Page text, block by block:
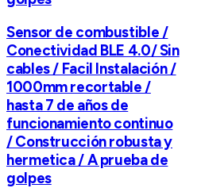
Sensor de combustible /
Conectividad BLE 4.0/ Sin
cables / Facil Instalación /
1000mm recortable /
hasta 7 de años de
funcionamiento continuo
/ Construcción robusta y
hermetica / A prueba de
golpes